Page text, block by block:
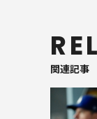
関連記事